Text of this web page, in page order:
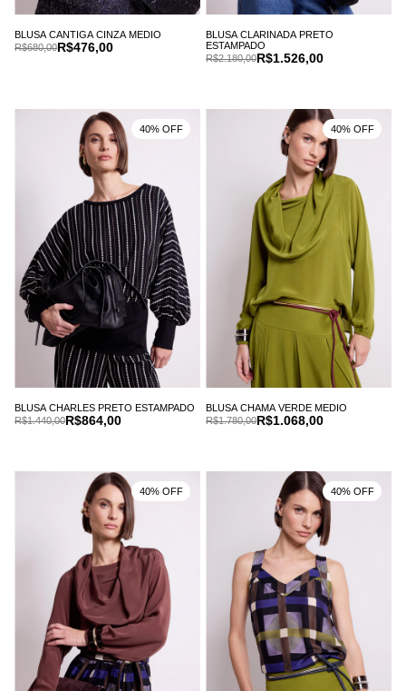
BLUSA CANTIGA CINZA MEDIO
R$476,00
R$680,00
BLUSA CLARINADA PRETO
ESTAMPADO
R$1.526,00
R$2.180,00
BLUSA CHARLES PRETO ESTAMPADO
R$864,00
R$1.440,00
40% OFF
BLUSA CHAMA VERDE MEDIO
R$1.068,00
R$1.780,00
40% OFF
40% OFF 40% OFF